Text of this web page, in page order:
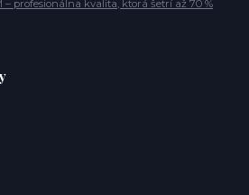
– profesionálna kvalita, ktorá šetrí až 70 %